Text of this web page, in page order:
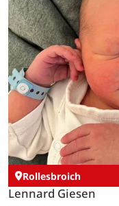
Rollesbroich
Lennard Giesen